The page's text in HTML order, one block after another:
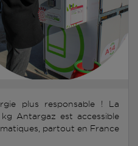
plus responsable ! La
Antargaz est accessible
partout en France